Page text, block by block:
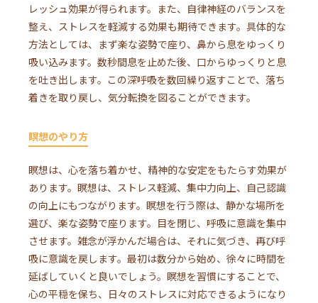
レッシュ効果が得られます。また、自律神経のバランスを
整え、ストレスを軽減する効果も期待できます。具体的な
方法としては、まず楽な姿勢で座り、鼻から息をゆっくり
吸い込みます。数秒間息を止めた後、口からゆっくりと息
を吐き出します。この深呼吸を数回繰り返すことで、落ち
着きを取り戻し、気分転換を図ることができます。
瞑想のやり方
瞑想は、心を落ち着かせ、精神的な安定をもたらす効果が
あります。瞑想は、ストレス軽減、集中力向上、自己認識
の向上にもつながります。瞑想を行う際は、静かな場所を
選び、楽な姿勢で座ります。目を閉じ、呼吸に意識を集中
させます。雑念が浮かんだ場合は、それに気づき、再び呼
吸に意識を戻します。最初は数分から始め、徐々に時間を
延ばしていくと良いでしょう。瞑想を習慣にすることで、
心の平穏を保ち、日々のストレスに対応できるようになり